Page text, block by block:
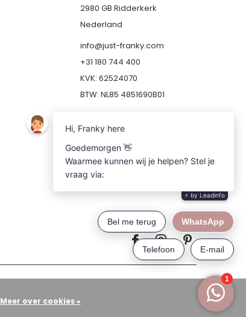
2980 GB Ridderkerk
Nederland
info@just-franky.com
+31 180 744 400
KVK: 62524070
BTW: NL85 4851690B01
Meer over cookies »